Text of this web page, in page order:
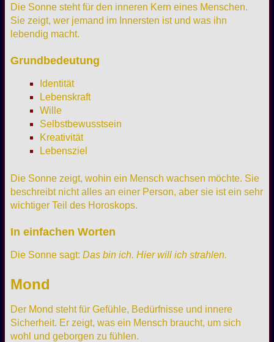
Die Sonne steht für den inneren Kern eines Menschen.
Sie zeigt, wer jemand im Innersten ist und was ihn
lebendig macht.
Grundbedeutung
Identität
Lebenskraft
Wille
Selbstbewusstsein
Kreativität
Lebensziel
Die Sonne zeigt, wohin ein Mensch wachsen möchte. Sie
beschreibt nicht alles an einer Person, aber sie ist ein sehr
wichtiger Teil des Horoskops.
In einfachen Worten
Die Sonne sagt: Das bin ich. Hier will ich strahlen.
Mond
Der Mond steht für Gefühle, Bedürfnisse und innere
Sicherheit. Er zeigt, was ein Mensch braucht, um sich
wohl und geborgen zu fühlen.